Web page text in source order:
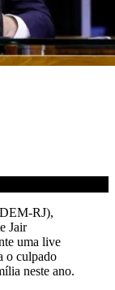
RJ),
Jair
uma live
o culpado
neste ano.